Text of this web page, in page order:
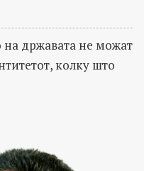
државата не можат
колку што